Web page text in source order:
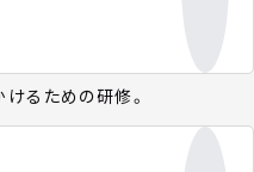
るための研修。